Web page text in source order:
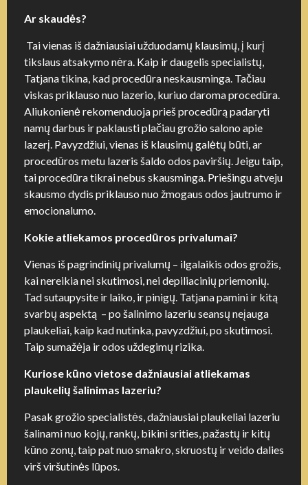
Ar skaudės?
Tai vienas iš dažniausiai užduodamų klausimų, į kurį
tikslaus atsakymo nėra. Kaip ir daugelis specialistų,
Tatjana tikina, kad procedūra neskausminga. Tačiau
viskas priklauso nuo lazerio, kuriuo daroma procedūra.
Aliukonienė rekomenduoja prieš procedūrą padaryti
namų darbus ir paklausti plačiau grožio salono apie
lazerį. Pavyzdžiui, vienas iš klausimų galėtų būti, ar
procedūros metu lazeris šaldo odos paviršių. Jeigu taip,
tai procedūra tikrai nebus skausminga. Priešingu atveju
skausmo dydis priklauso nuo žmogaus odos jautrumo ir
emocionalumo.
Kokie atliekamos procedūros privalumai?
Vienas iš pagrindinių privalumų – ilgalaikis odos grožis,
kai nereikia nei skutimosi, nei depiliacinių priemonių.
Tad sutaupysite ir laiko, ir pinigų. Tatjana pamini ir kitą
svarbų aspektą – po šalinimo lazeriu seansų neįauga
plaukeliai, kaip kad nutinka, pavyzdžiui, po skutimosi.
Taip sumažėja ir odos uždegimų rizika.
Kuriose kūno vietose dažniausiai atliekamas
plaukelių šalinimas lazeriu?
Pasak grožio specialistės, dažniausiai plaukeliai lazeriu
šalinami nuo kojų, rankų, bikini srities, pažastų ir kitų
kūno zonų, taip pat nuo smakro, skruostų ir veido dalies
virš viršutinės lūpos.